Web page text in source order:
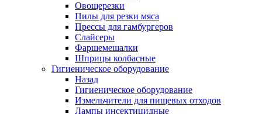
Овощерезки
Пилы для резки мяса
Прессы для гамбургеров
Слайсеры
Фаршемешалки
Шприцы колбасные
Гигиеническое оборудование
Назад
Гигиеническое оборудование
Измельчители для пищевых отходов
Лампы инсектицидные